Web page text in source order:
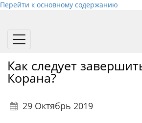
Перейти к основному содержанию
Toggle
Как следует
Корана?
29 Октябрь 2019